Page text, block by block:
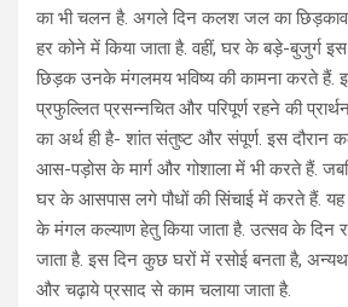
का भी चलन है. अगले दिन कलश जल का छिड़काव
हर कोने में किया जाता है. वहीं, घर के बड़े-बुजुर्ग
छिड़क उनके मंगलमय भविष्य की कामना करते हैं.
प्रफुल्लित प्रसन्नचित और परिपूर्ण रहने की
का अर्थ ही है- शांत संतुष्ट और संपूर्ण. इस
आस-पड़ोस के मार्ग और गोशाला में भी करते हैं.
घर के आसपास लगे पौधों की सिंचाई में करते हैं.
के मंगल कल्याण हेतु किया जाता है. उत्सव के दिन
जाता है. इस दिन कुछ घरों में रसोई बनता है,
और चढ़ाये प्रसाद से काम चलाया जाता है.